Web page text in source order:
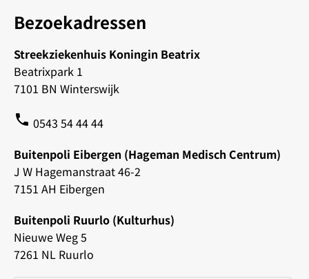
Bezoekadressen
Streekziekenhuis Koningin Beatrix
Beatrixpark 1
7101 BN Winterswijk
phone 0543 54 44 44
Buitenpoli Eibergen (Hageman Medisch Centrum)
J W Hagemanstraat 46-2
7151 AH Eibergen
Buitenpoli Ruurlo (Kulturhus)
Nieuwe Weg 5
7261 NL Ruurlo